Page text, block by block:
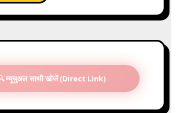
म्यूचुअल साथी खोजें (Direct Link)